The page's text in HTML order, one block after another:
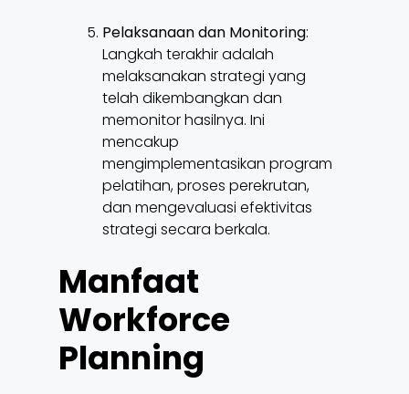
Pelaksanaan dan Monitoring:
Langkah terakhir adalah
melaksanakan strategi yang
telah dikembangkan dan
memonitor hasilnya. Ini
mencakup
mengimplementasikan program
pelatihan, proses perekrutan,
dan mengevaluasi efektivitas
strategi secara berkala.
Manfaat
Workforce
Planning